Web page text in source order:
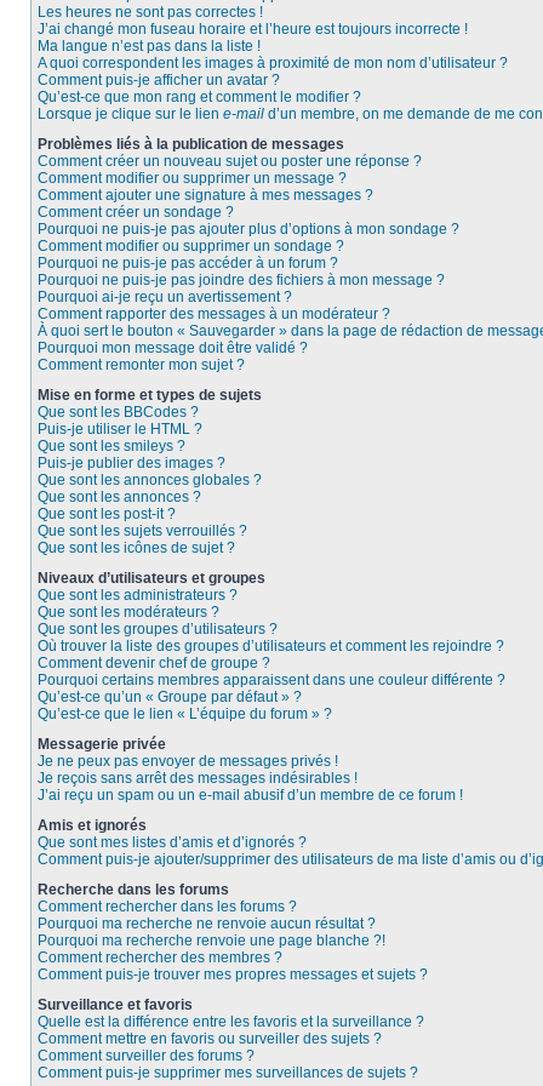
Les heures ne sont pas correctes !
J’ai changé mon fuseau horaire et l’heure est toujours incorrecte !
Ma langue n’est pas dans la liste !
A quoi correspondent les images à proximité de mon nom d’utilisateur ?
Comment puis-je afficher un avatar ?
Qu’est-ce que mon rang et comment le modifier ?
Lorsque je clique sur le lien e-mail d’un membre, on me demande de me
Problèmes liés à la publication de messages
Comment créer un nouveau sujet ou poster une réponse ?
Comment modifier ou supprimer un message ?
Comment ajouter une signature à mes messages ?
Comment créer un sondage ?
Pourquoi ne puis-je pas ajouter plus d’options à mon sondage ?
Comment modifier ou supprimer un sondage ?
Pourquoi ne puis-je pas accéder à un forum ?
Pourquoi ne puis-je pas joindre des fichiers à mon message ?
Pourquoi ai-je reçu un avertissement ?
Comment rapporter des messages à un modérateur ?
À quoi sert le bouton « Sauvegarder » dans la page de rédaction de
Pourquoi mon message doit être validé ?
Comment remonter mon sujet ?
Mise en forme et types de sujets
Que sont les BBCodes ?
Puis-je utiliser le HTML ?
Que sont les smileys ?
Puis-je publier des images ?
Que sont les annonces globales ?
Que sont les annonces ?
Que sont les post-it ?
Que sont les sujets verrouillés ?
Que sont les icônes de sujet ?
Niveaux d’utilisateurs et groupes
Que sont les administrateurs ?
Que sont les modérateurs ?
Que sont les groupes d’utilisateurs ?
Où trouver la liste des groupes d’utilisateurs et comment les rejoindre ?
Comment devenir chef de groupe ?
Pourquoi certains membres apparaissent dans une couleur différente ?
Qu’est-ce qu’un « Groupe par défaut » ?
Qu’est-ce que le lien « L’équipe du forum » ?
Messagerie privée
Je ne peux pas envoyer de messages privés !
Je reçois sans arrêt des messages indésirables !
J’ai reçu un spam ou un e-mail abusif d’un membre de ce forum !
Amis et ignorés
Que sont mes listes d’amis et d’ignorés ?
Comment puis-je ajouter/supprimer des utilisateurs de ma liste d’amis ou
Recherche dans les forums
Comment rechercher dans les forums ?
Pourquoi ma recherche ne renvoie aucun résultat ?
Pourquoi ma recherche renvoie une page blanche ?!
Comment rechercher des membres ?
Comment puis-je trouver mes propres messages et sujets ?
Surveillance et favoris
Quelle est la différence entre les favoris et la surveillance ?
Comment mettre en favoris ou surveiller des sujets ?
Comment surveiller des forums ?
Comment puis-je supprimer mes surveillances de sujets ?